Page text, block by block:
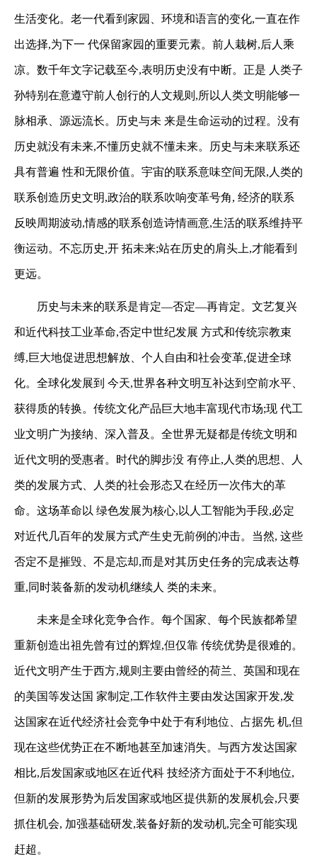
生活变化。老一代看到家园、环境和语言的变化,一直在作
出选择,为下一 代保留家园的重要元素。前人栽树,后人乘
凉。数千年文字记载至今,表明历史没有中断。正是 人类子
孙特别在意遵守前人创行的人文规则,所以人类文明能够一
脉相承、源远流长。历史与未 来是生命运动的过程。没有
历史就没有未来,不懂历史就不懂未来。历史与未来联系还
具有普遍性和无限价值。宇宙的联系意味空间无限,人类的
联系创造历史文明,政治的联系吹响变革号角, 经济的联系
反映周期波动,情感的联系创造诗情画意,生活的联系维持平
衡运动。不忘历史,开 拓未来;站在历史的肩头上,才能看到
更远。
历史与未来的联系是肯定—否定—再肯定。文艺复兴
和近代科技工业革命,否定中世纪发展 方式和传统宗教束
缚,巨大地促进思想解放、个人自由和社会变革,促进全球
化。全球化发展到 今天,世界各种文明互补达到空前水平、
获得质的转换。传统文化产品巨大地丰富现代市场;现 代工
业文明广为接纳、深入普及。全世界无疑都是传统文明和
近代文明的受惠者。时代的脚步没 有停止,人类的思想、人
类的发展方式、人类的社会形态又在经历一次伟大的革
命。这场革命以 绿色发展为核心,以人工智能为手段,必定
对近代几百年的发展方式产生史无前例的冲击。当然, 这些
否定不是摧毁、不是忘却,而是对其历史任务的完成表达尊
重,同时装备新的发动机继续人 类的未来。
未来是全球化竞争合作。每个国家、每个民族都希望
重新创造出祖先曾有过的辉煌,但仅靠 传统优势是很难的。
近代文明产生于西方,规则主要由曾经的荷兰、英国和现在
的美国等发达国 家制定,工作软件主要由发达国家开发,发
达国家在近代经济社会竞争中处于有利地位、占据先 机,但
现在这些优势正在不断地甚至加速消失。与西方发达国家
相比,后发国家或地区在近代科 技经济方面处于不利地位,
但新的发展形势为后发国家或地区提供新的发展机会,只要
抓住机会, 加强基础研发,装备好新的发动机,完全可能实现
赶超。